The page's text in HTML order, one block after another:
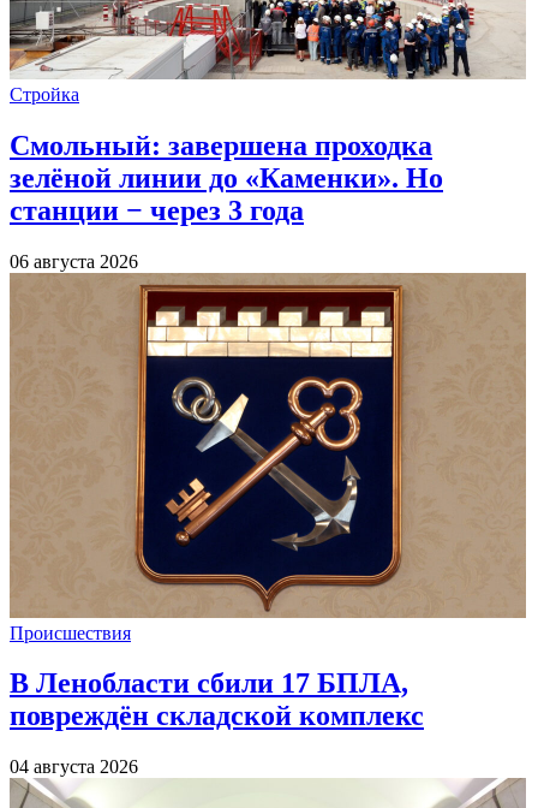
Стройка
Смольный: завершена проходка
зелёной линии до «Каменки». Но
станции − через 3 года
06 августа 2026
Происшествия
В Ленобласти сбили 17 БПЛА,
повреждён складской комплекс
04 августа 2026